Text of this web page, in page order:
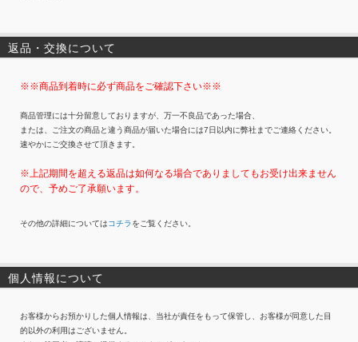
返品・交換について
※※商品到着時に必ず商品をご確認下さい※※
商品管理には十分留意しておりますが、万一不良品であった場合、
または、ご注文の商品と違う商品が届いた場合には7日以内に弊社までご連絡ください。
速やかにご交換させて頂きます。
※上記期間を超える返品は如何なる場合でありましてもお受け出来ません
ので、予めご了承願います。
その他の詳細についてはコチラをご覧ください。
個人情報について
お客様からお預かりした個人情報は、当社が責任をもって保管し、お客様が同意した目
的以外の利用はございません。